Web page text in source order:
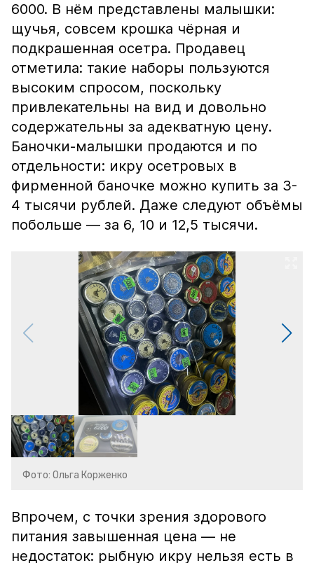
6000. В нём представлены малышки:
щучья, совсем крошка чёрная и
подкрашенная осетра. Продавец
отметила: такие наборы пользуются
высоким спросом, поскольку
привлекательны на вид и довольно
содержательны за адекватную цену.
Баночки-малышки продаются и по
отдельности: икру осетровых в
фирменной баночке можно купить за 3-
4 тысячи рублей. Даже следуют объёмы
побольше — за 6, 10 и 12,5 тысячи.
Фото: Ольга Корженко
Впрочем, с точки зрения здорового
питания завышенная цена — не
недостаток: рыбную икру нельзя есть в